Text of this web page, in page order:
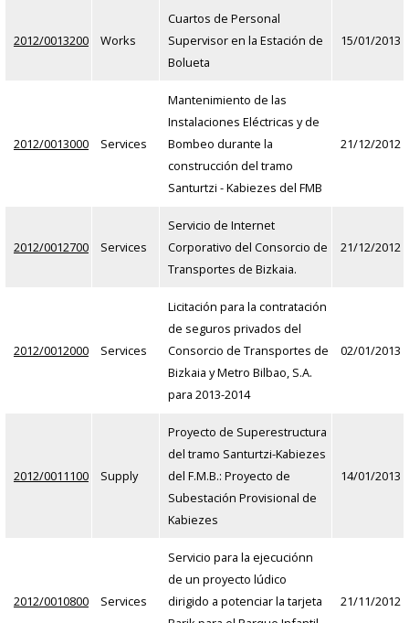
2012/0013200 Works
Cuartos de Personal
Supervisor en la Estación de
Bolueta
15/01/2013
2012/0013000 Services
Mantenimiento de las
Instalaciones Eléctricas y de
Bombeo durante la
construcción del tramo
Santurtzi - Kabiezes del FMB
21/12/2012
2012/0012700 Services
Servicio de Internet
Corporativo del Consorcio de
Transportes de Bizkaia.
21/12/2012
2012/0012000 Services
Licitación para la contratación
de seguros privados del
Consorcio de Transportes de
Bizkaia y Metro Bilbao, S.A.
para 2013-2014
02/01/2013
2012/0011100 Supply
Proyecto de Superestructura
del tramo Santurtzi-Kabiezes
del F.M.B.: Proyecto de
Subestación Provisional de
Kabiezes
14/01/2013
2012/0010800 Services
Servicio para la ejecuciónn
de un proyecto lúdico
dirigido a potenciar la tarjeta
21/11/2012